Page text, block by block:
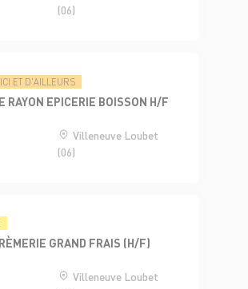
(06)
ET D'AILLEURS
RAYON EPICERIE BOISSON H/F
Villeneuve Loubet
(06)
GRAND FRAIS (H/F)
Villeneuve Loubet